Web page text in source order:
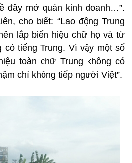
đây mở quán kinh doanh…”.
cho biết: “Lao động Trung
lắp biển hiệu chữ họ và từ
có tiếng Trung. Vì vậy một số
toàn chữ Trung không có
chí không tiếp người Việt”.